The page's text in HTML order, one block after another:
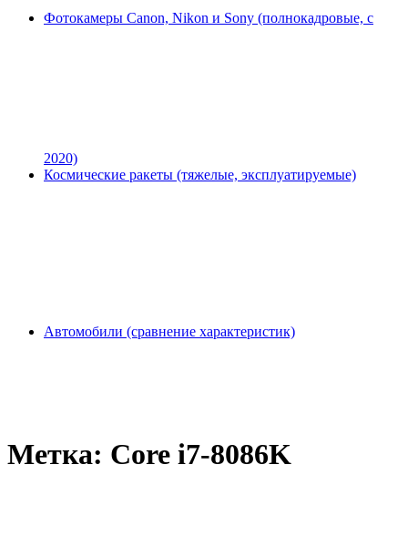
Фотокамеры Canon, Nikon и Sony (полнокадровые, с
2020)
Космические ракеты (тяжелые, эксплуатируемые)
Автомобили (сравнение характеристик)
Метка: Core i7-8086K